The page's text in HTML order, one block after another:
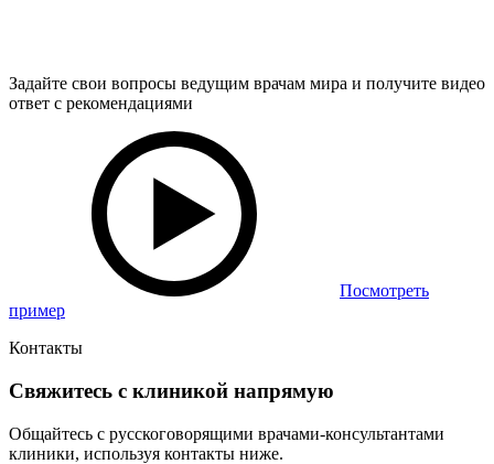
Задайте свои вопросы ведущим врачам мира и получите видео
ответ с рекомендациями
Посмотреть
пример
Контакты
Свяжитесь с клиникой напрямую
Общайтесь с русскоговорящими врачами-консультантами
клиники, используя контакты ниже.